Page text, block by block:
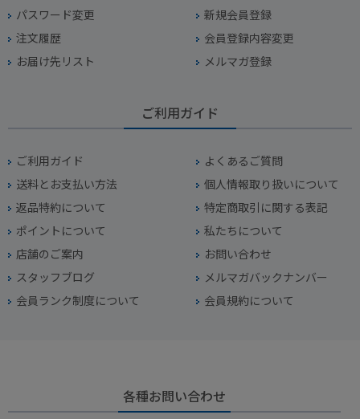
パスワード変更
新規会員登録
注文履歴
会員登録内容変更
お届け先リスト
メルマガ登録
ご利用ガイド
ご利用ガイド
よくあるご質問
送料とお支払い方法
個人情報取り扱いについて
返品特約について
特定商取引に関する表記
ポイントについて
私たちについて
店舗のご案内
お問い合わせ
スタッフブログ
メルマガバックナンバー
会員ランク制度について
会員規約について
各種お問い合わせ